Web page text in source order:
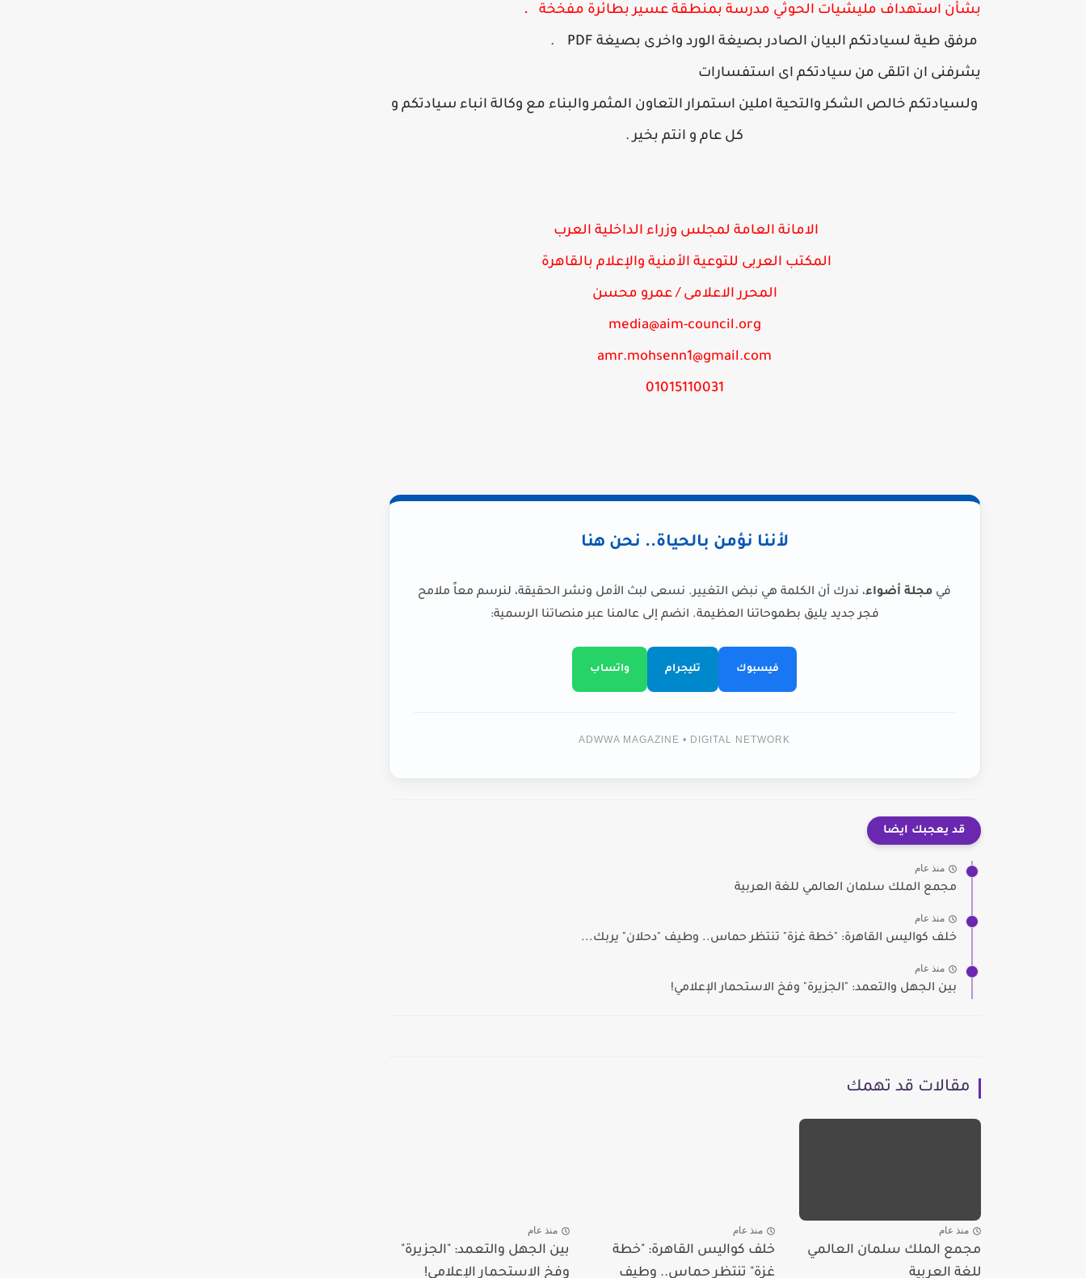
بشأن استهداف مليشيات الحوثي مدرسة بمنطقة عسير بطائرة مفخخة .
مرفق طية لسيادتكم البيان الصادر بصيغة الورد واخرى بصيغة PDF .​
يشرفنى ان اتلقى من سيادتكم اى استفسارات
ولسيادتكم خالص الشكر والتحية املين استمرار التعاون المثمر والبناء مع وكالة انباء سيادتكم و
كل عام و انتم بخير ​.
الامانة العامة لمجلس وزراء الداخلية العرب ​
المكتب العربى للتوعية الأمنية والإعلام بالقاهرة
المحرر الاعلامى / عمرو محسن
media@aim-council.org
amr.mohsenn1@gmail.com
01015110031​​
لأننا نؤمن بالحياة.. نحن هنا
في مجلة أضواء، ندرك أن الكلمة هي نبض التغيير. نسعى لبث الأمل ونشر الحقيقة، لنرسم معاً ملامح
فجر جديد يليق بطموحاتنا العظيمة. انضم إلى عالمنا عبر منصاتنا الرسمية:
فيسبوك تليجرام واتساب
ADWWA MAGAZINE • DIGITAL NETWORK
قد يعجبك ايضا
منذ عام
مجمع الملك سلمان العالمي للغة العربية
منذ عام
خلف كواليس القاهرة: "خطة غزة" تنتظر حماس.. وطيف "دحلان" يربك...
منذ عام
بين الجهل والتعمد: "الجزيرة" وفخ الاستحمار الإعلامي!
مقالات قد تهمك
منذ عام
مجمع الملك سلمان العالمي
للغة العربية
منذ عام
خلف كواليس القاهرة: "خطة
غزة" تنتظر حماس.. وطيف
منذ عام
بين الجهل والتعمد: "الجزيرة"
وفخ الاستحمار الإعلامي!